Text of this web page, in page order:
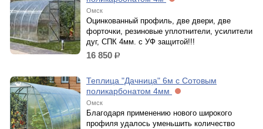
Омск
Оцинкованный профиль, две двери, две
форточки, резиновые уплотнители, усилители
дуг, СПК 4мм. с УФ защитой!!!
16 850 р.
Теплица "Дачница" 6м с Сотовым
поликарбонатом 4мм
Омск
Благодаря применению нового широкого
профиля удалось уменьшить количество